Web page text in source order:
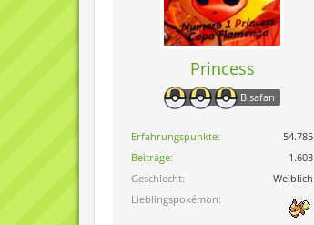
Princess
Bisafan
Erfahrungspunkte
54.785
Beiträge
1.603
Geschlecht
Weiblich
Lieblingspokémon